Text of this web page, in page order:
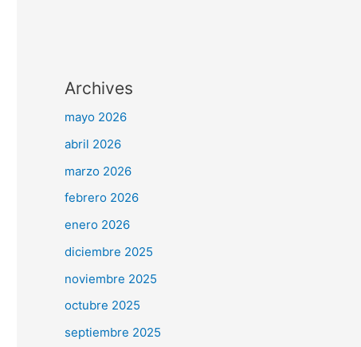
Archives
mayo 2026
abril 2026
marzo 2026
febrero 2026
enero 2026
diciembre 2025
noviembre 2025
octubre 2025
septiembre 2025